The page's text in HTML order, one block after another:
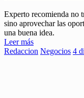
Experto recomienda no
sino aprovechar las
una buena idea.
Leer más
Redaccion Negocios 4